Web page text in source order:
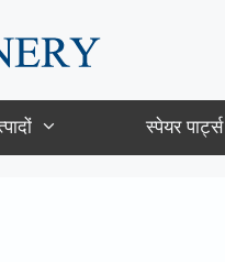
स्पेयर पार्ट्स